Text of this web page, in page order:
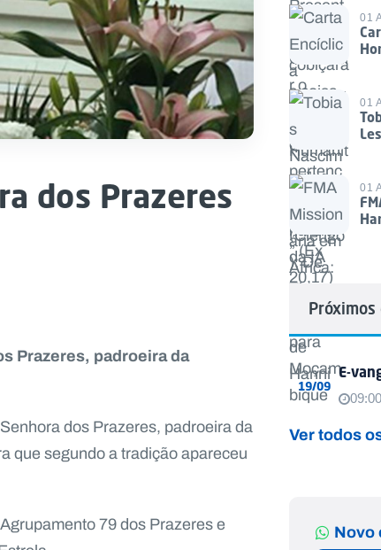
dos Prazeres
Prazeres, padroeira da
dos Prazeres, padroeira da
que segundo a tradição apareceu
79 dos Prazeres e
01
01
01
19/09
E-
Ver todos
Novo